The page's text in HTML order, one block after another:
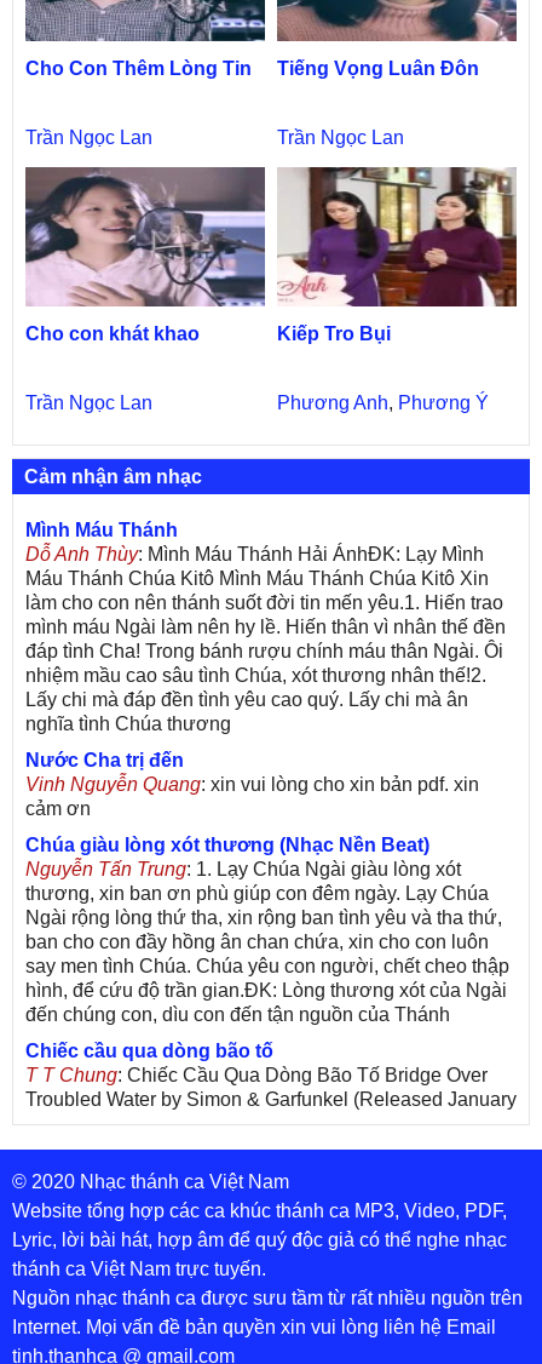
Cho Con Thêm Lòng Tin
Trần Ngọc Lan
Tiếng Vọng Luân Đôn
Trần Ngọc Lan
Cho con khát khao
Trần Ngọc Lan
Kiếp Tro Bụi
Phương Anh, Phương Ý
Cảm nhận âm nhạc
Mình Máu Thánh
Dỗ Anh Thùy: Mình Máu Thánh Hải ÁnhĐK: Lạy Mình
Máu Thánh Chúa Kitô Mình Máu Thánh Chúa Kitô Xin
làm cho con nên thánh suốt đời tin mến yêu.1. Hiến trao
mình máu Ngài làm nên hy lề. Hiến thân vì nhân thế đền
đáp tình Cha! Trong bánh rượu chính máu thân Ngài. Ôi
nhiệm mầu cao sâu tình Chúa, xót thương nhân thế!2.
Lấy chi mà đáp đền tình yêu cao quý. Lấy chi mà ân
nghĩa tình Chúa thương
Nước Cha trị đến
Vinh Nguyễn Quang: xin vui lòng cho xin bản pdf. xin
cảm ơn
Chúa giàu lòng xót thương (Nhạc Nền Beat)
Nguyễn Tấn Trung: 1. Lạy Chúa Ngài giàu lòng xót
thương, xin ban ơn phù giúp con đêm ngày. Lạy Chúa
Ngài rộng lòng thứ tha, xin rộng ban tình yêu và tha thứ,
ban cho con đầy hồng ân chan chứa, xin cho con luôn
say men tình Chúa. Chúa yêu con người, chết cheo thập
hình, để cứu độ trần gian.ĐK: Lòng thương xót của Ngài
đến chúng con, dìu con đến tận nguồn của Thánh
Chiếc cầu qua dòng bão tố
T T Chung: Chiếc Cầu Qua Dòng Bão Tố Bridge Over
Troubled Water by Simon & Garfunkel (Released January
26, 1970) Lời Việt: Nhạc Sĩ Vũ Đức Nghiêm Trình Bày:
Chung Tử Lưu
De Colores! (Lời Việt)
Son Vu: Bài hát có lời chưa.Cám ơn
Bài ca dâng Mẹ
thuc : xin lòi bài hat ,bai ca dang me.gia ân
Theo gương Mẹ, con lên đường
sr Thúy Ngân: xin cho con bản PDF bài này ạ
© 2020 Nhạc thánh ca Việt Nam
Website tổng hợp các ca khúc thánh ca MP3, Video, PDF,
Lyric, lời bài hát, hợp âm để quý độc giả có thể nghe nhạc
thánh ca Việt Nam trực tuyến.
Nguồn nhạc thánh ca được sưu tầm từ rất nhiều nguồn trên
Internet. Mọi vấn đề bản quyền xin vui lòng liên hệ Email
tinh.thanhca @ gmail.com